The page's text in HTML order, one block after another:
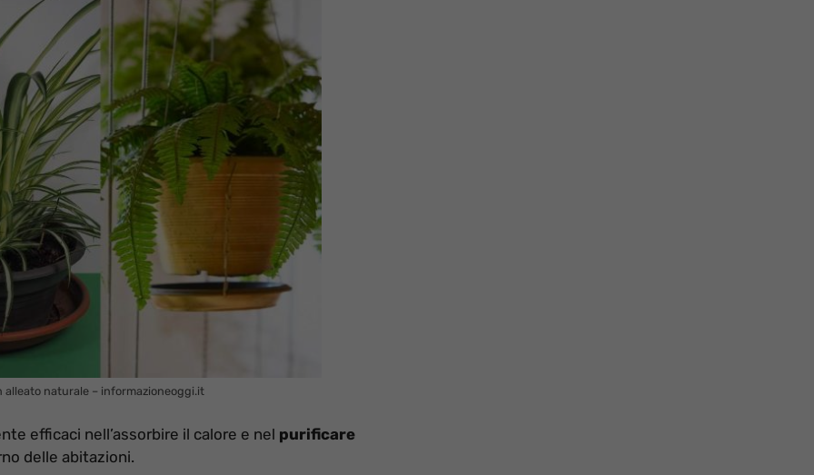
alleato naturale – informazioneoggi.it
efficaci nell’assorbire il calore e nel purificare
delle abitazioni.